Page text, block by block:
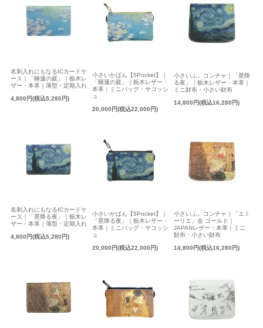
名刺入れにもなるICカードケ
ース｜「睡蓮の庭」｜栃木レ
ザー・本革｜薄型・定期入れ
4,800円(税込5,280円)
小さいかばん【5Pocket】｜
「睡蓮の庭」｜栃木レザー・
本革｜ミニバッグ・サコッシ
ュ
20,000円(税込22,000円)
小さいふ。コンチャ｜「星降
る夜」｜栃木レザー・本革｜
ミニ財布・小さい財布
14,800円(税込16,280円)
名刺入れにもなるICカードケ
ース｜「星降る夜」｜栃木レ
ザー・本革｜薄型・定期入れ
4,800円(税込5,280円)
小さいかばん【5Pocket】｜
「星降る夜」｜栃木レザー・
本革｜ミニバッグ・サコッシ
ュ
20,000円(税込22,000円)
小さいふ。コンチャ｜「エミ
ーリエ」金 ゴールド｜
JAPANレザー・本革｜ミニ
財布・小さい財布
14,800円(税込16,280円)